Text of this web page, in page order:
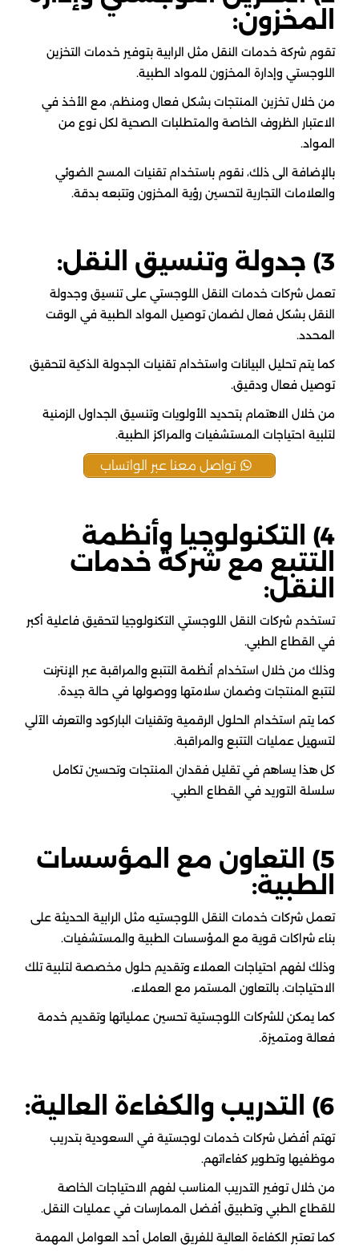
المخزون:
تقوم شركة خدمات النقل مثل الرابية بتوفير خدمات التخزين
اللوجستي وإدارة المخزون للمواد الطبية.
من خلال تخزين المنتجات بشكل فعال ومنظم، مع الأخذ في
الاعتبار الظروف الخاصة والمتطلبات الصحية لكل نوع من
المواد.
بالإضافة الى ذلك، نقوم باستخدام تقنيات المسح الضوئي
والعلامات التجارية لتحسين رؤية المخزون وتتبعه بدقة.
3) جدولة وتنسيق النقل:
تعمل شركات خدمات النقل اللوجستي على تنسيق وجدولة
النقل بشكل فعال لضمان توصيل المواد الطبية في الوقت
المحدد.
كما يتم تحليل البيانات واستخدام تقنيات الجدولة الذكية لتحقيق
توصيل فعال ودقيق.
من خلال الاهتمام بتحديد الأولويات وتنسيق الجداول الزمنية
لتلبية احتياجات المستشفيات والمراكز الطبية.
تواصل معنا عبر الواتساب
4) التكنولوجيا وأنظمة
التتبع مع شركة خدمات
النقل:
تستخدم شركات النقل اللوجستي التكنولوجيا لتحقيق فاعلية أكبر
في القطاع الطبي.
وذلك من خلال استخدام أنظمة التتبع والمراقبة عبر الإنترنت
لتتبع المنتجات وضمان سلامتها ووصولها في حالة جيدة.
كما يتم استخدام الحلول الرقمية وتقنيات الباركود والتعرف الآلي
لتسهيل عمليات التتبع والمراقبة.
كل هذا يساهم في تقليل فقدان المنتجات وتحسين تكامل
سلسلة التوريد في القطاع الطبي.
5) التعاون مع المؤسسات
الطبية:
تعمل شركات خدمات النقل اللوجستيه مثل الرابية الحديثة على
بناء شراكات قوية مع المؤسسات الطبية والمستشفيات.
وذلك لفهم احتياجات العملاء وتقديم حلول مخصصة لتلبية تلك
الاحتياجات. بالتعاون المستمر مع العملاء،
كما يمكن للشركات اللوجستية تحسين عملياتها وتقديم خدمة
فعالة ومتميزة.
6) التدريب والكفاءة العالية:
تهتم أفضل شركات خدمات لوجستية في السعودية بتدريب
موظفيها وتطوير كفاءاتهم.
من خلال توفير التدريب المناسب لفهم الاحتياجات الخاصة
للقطاع الطبي وتطبيق أفضل الممارسات في عمليات النقل.
كما تعتبر الكفاءة العالية للفريق العامل أحد العوامل المهمة